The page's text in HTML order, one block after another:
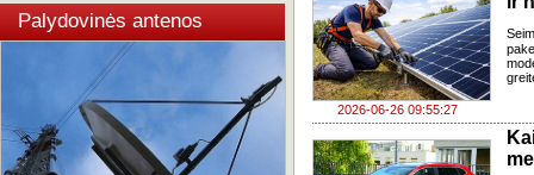
Palydovinės antenos
2026-06-26 09:55:27